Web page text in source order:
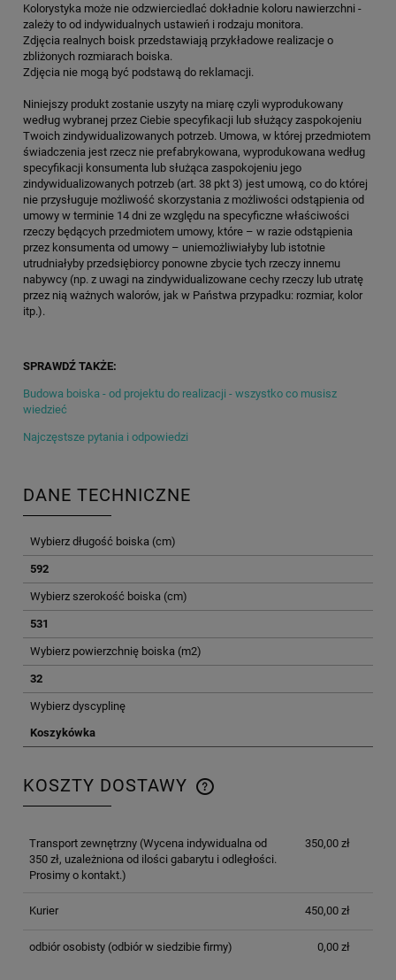
Kolorystyka może nie odzwierciedlać dokładnie koloru nawierzchni -
zależy to od indywidualnych ustawień i rodzaju monitora.
Zdjęcia realnych boisk przedstawiają przykładowe realizacje o
zbliżonych rozmiarach boiska.
Zdjęcia nie mogą być podstawą do reklamacji.
Niniejszy produkt zostanie uszyty na miarę czyli wyprodukowany
według wybranej przez Ciebie specyfikacji lub służący zaspokojeniu
Twoich zindywidualizowanych potrzeb. Umowa, w której przedmiotem
świadczenia jest rzecz nie prefabrykowana, wyprodukowana według
specyfikacji konsumenta lub służąca zaspokojeniu jego
zindywidualizowanych potrzeb (art. 38 pkt 3) jest umową, co do której
nie przysługuje możliwość skorzystania z możliwości odstąpienia od
umowy w terminie 14 dni ze względu na specyficzne właściwości
rzeczy będących przedmiotem umowy, które – w razie odstąpienia
przez konsumenta od umowy – uniemożliwiałyby lub istotnie
utrudniałyby przedsiębiorcy ponowne zbycie tych rzeczy innemu
nabywcy (np. z uwagi na zindywidualizowane cechy rzeczy lub utratę
przez nią ważnych walorów, jak w Państwa przypadku: rozmiar, kolor
itp.).
SPRAWDŹ TAKŻE:
Budowa boiska - od projektu do realizacji - wszystko co musisz
wiedzieć
Najczęstsze pytania i odpowiedzi
DANE TECHNICZNE
Wybierz długość boiska (cm)
592
Wybierz szerokość boiska (cm)
531
Wybierz powierzchnię boiska (m2)
32
Wybierz dyscyplinę
Koszykówka
KOSZTY DOSTAWY
CENA NIE ZAWIERA EWENTUALNYCH KOSZTÓW
Transport zewnętrzny(Wycena indywidualna od
350 zł, uzależniona od ilości gabarytu i odległości.
Prosimy o kontakt.)
350,00 zł
Kurier 450,00 zł
odbiór osobisty(odbiór w siedzibie firmy) 0,00 zł